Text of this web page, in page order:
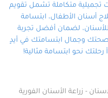
تجميلية متكاملة تشمل تقويم
أسنان الأطفال، ابتسامة
لضمان أفضل تجربة
صحتك وجمال ابتسامتك في أيدٍ
رحلتك نحو ابتسامة مثالية!
- زراعة الأسنان الفورية